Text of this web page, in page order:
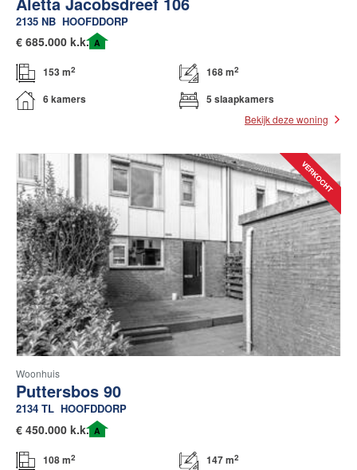
2135 NB HOOFDDORP
€ 685.000 k.k. A
153 m2 168 m2
6 kamers 5 slaapkamers
Bekijk deze woning
Woonhuis
Puttersbos 90
2134 TL HOOFDDORP
€ 450.000 k.k. A
108 m2 147 m2